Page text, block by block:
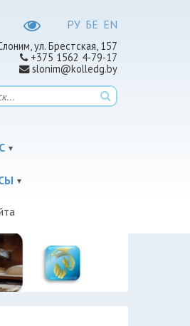
РУ БЕ EN
ул. Брестская, 157
+375 1562 4-79-17
slonim@kolledg.by